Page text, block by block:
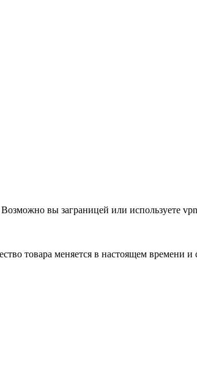
вы заграницей или используете vpn
товара меняется в настоящем времени и